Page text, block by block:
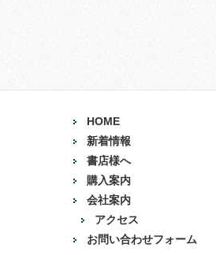
HOME
新着情報
書店様へ
購入案内
会社案内
アクセス
お問い合わせフォーム